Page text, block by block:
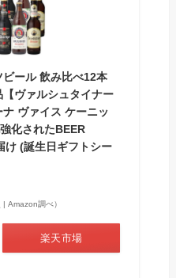
ール 飲み比べ12本
ヴァルシュタイナー
ヴァイス ケーニッ
化されたBEER
け (誕生日ギフトシー
Amazon調べ）
楽天市場